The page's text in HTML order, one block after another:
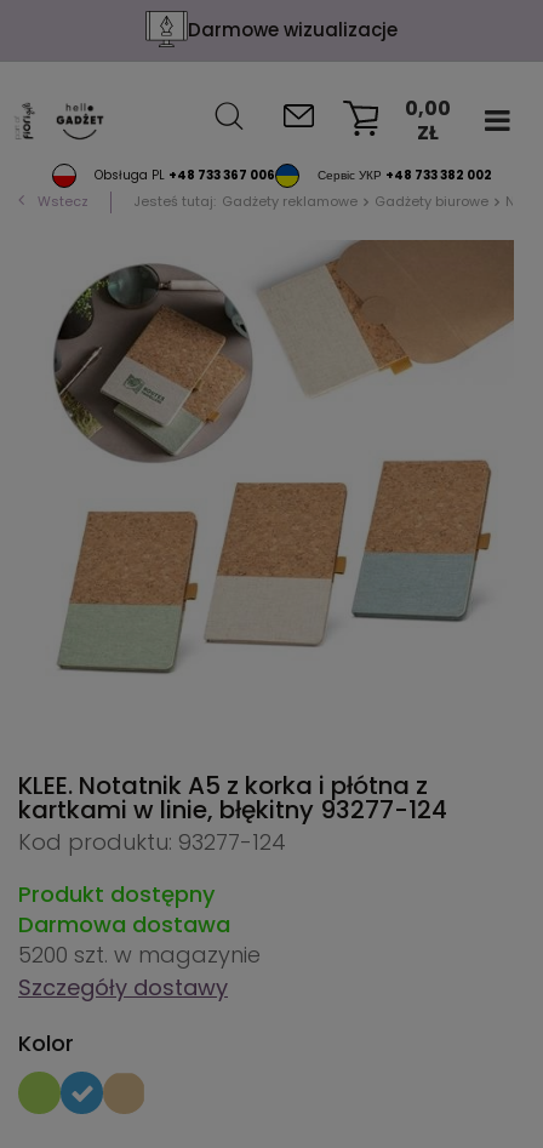
Darmowe wizualizacje
Obsługa PL +48 733 367 006 Сервіс УКР +48 733 382 002
0,00
ZŁ
Wstecz Jesteś tutaj: Gadżety reklamowe Gadżety biurowe
KLEE. Notatnik A5 z korka i płótna z
kartkami w linie, błękitny 93277-124
Kod produktu: 93277-124
Produkt dostępny
Darmowa dostawa
5200 szt. w magazynie
Szczegóły dostawy
Kolor